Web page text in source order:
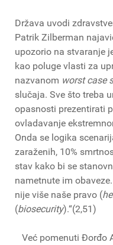
Država uvodi
Patrik Zilberman
upozorio na stvaranje
kao poluge vlasti za
nazvanom worst case
slučaja. Sve što treba
opasnosti prezentirati
ovladavanje
Onda se logika
zaraženih, 10%
stav kako bi se
nametnute im
nije više naše pravo (
(biosecurity).“(2,51)
Već pomenuti Đorđo